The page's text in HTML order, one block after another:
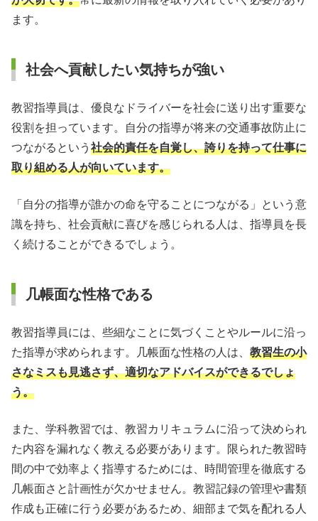
ます。
社会へ貢献したい気持ちが強い
教習指導員は、優良なドライバーを社会に送り出す重要な
役割を担っています。自分の指導が将来の交通事故防止に
つながるという 社会的責任を自覚し、誇りを持って仕事に
取り組める人が向いています。
「自分の指導が誰かの命を守ることにつながる」という意
識を持ち、社会貢献に喜びを感じられる人は、指導員を長
く続けることができるでしょう。
几帳面な性格である
教習指導員には、些細なことに気づくことやルールに沿っ
た指導が求められます。几帳面な性格の人は、 教習生の小
さなミスも見逃さず、適切なアドバイスができるでしょ
う。
また、学科教習では、教習カリキュラムに沿って決められ
た内容を漏れなく教える必要があります。限られた教習時
間の中で効率よく指導するためには、時間管理を徹底する
几帳面さと計画性が欠かせません。教習記録の管理や書類
作成も正確に行う必要があるため、細部まで気を配れる人